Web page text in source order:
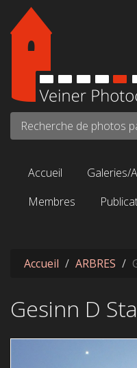
Aller au contenu principal
Accueil Galeries/
Membres
Accueil ARBRES
Gesinn D